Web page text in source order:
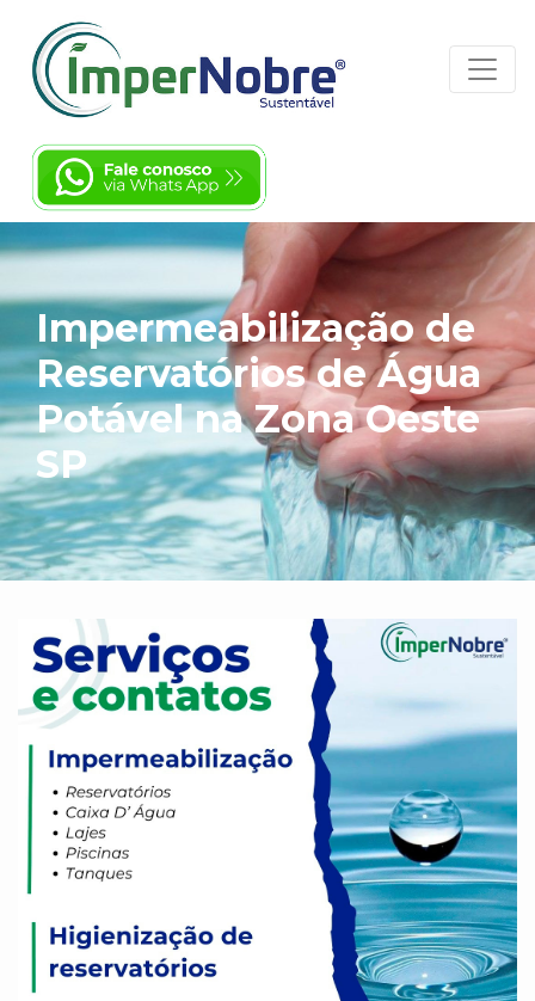
Impermeabilização de
Reservatórios de Água
Potável na Zona Oeste
SP